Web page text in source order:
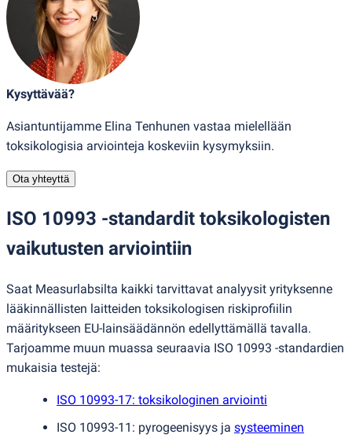
Kysyttävää?
Asiantuntijamme Elina Tenhunen vastaa mielellään
toksikologisia arviointeja koskeviin kysymyksiin.
Ota yhteyttä
ISO 10993 -standardit toksikologisten
vaikutusten arviointiin
Saat Measurlabsilta kaikki tarvittavat analyysit yrityksenne
lääkinnällisten laitteiden toksikologisen riskiprofiilin
määritykseen EU-lainsäädännön edellyttämällä tavalla.
Tarjoamme muun muassa seuraavia ISO 10993 -standardien
mukaisia testejä:
ISO 10993-17: toksikologinen arviointi
ISO 10993-11: pyrogeenisyys ja systeeminen